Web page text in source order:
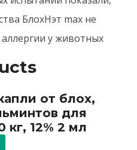
БлохНэт max не
у животных
от блох,
для
кг, 12% 2 мл